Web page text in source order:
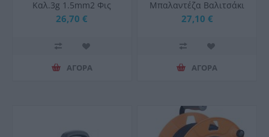
Καλ.3g 1.5mm2 Φις
Schuko Αρσ+θηλ Ιρ20
26,70 €
ΑΓΟΡΑ
Μπαλαντέζα Βαλιτσάκι
4 Θέσεων 16A με
27,10 €
ΑΓΟΡΑ